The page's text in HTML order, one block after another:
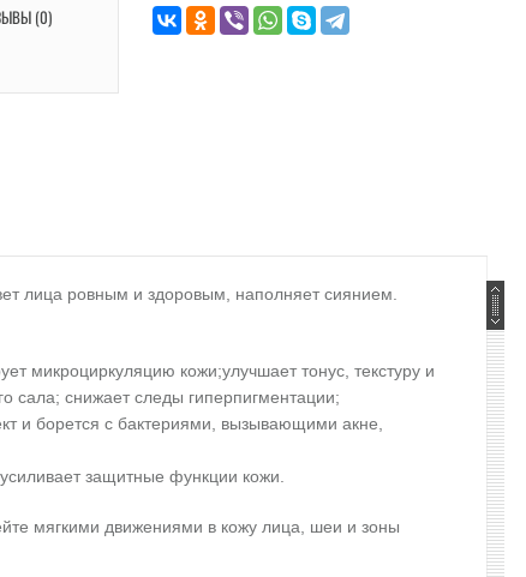
(0)
лица ровным и здоровым, наполняет сиянием.
микроциркуляцию кожи;улучшает тонус, текстуру и
сала; снижает следы гиперпигментации;
и борется с бактериями, вызывающими акне,
защитные функции кожи.
мягкими движениями в кожу лица, шеи и зоны